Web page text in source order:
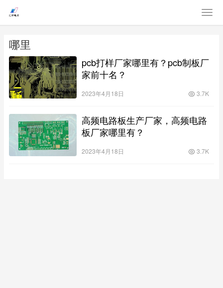
哪里
pcb打样厂家哪里有？pcb制板厂
家前十名？
2023年4月18日 3.7K
高频电路板生产厂家，高频电路
板厂家哪里有？
2023年4月18日 3.7K